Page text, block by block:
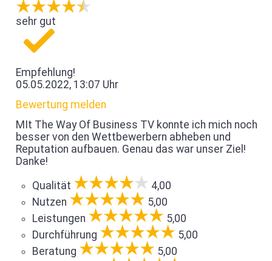
sehr gut
Empfehlung!
05.05.2022, 13:07 Uhr
Bewertung melden
MIt The Way Of Business TV konnte ich mich noch
besser von den Wettbewerbern abheben und
Reputation aufbauen. Genau das war unser Ziel!
Danke!
Qualität
4,00
Nutzen
5,00
Leistungen
5,00
Durchführung
5,00
Beratung
5,00